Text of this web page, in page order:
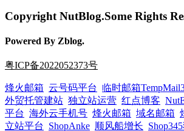
Copyright NutBlog.Some Rights
Powered By Zblog.
粤ICP备2022052373号
烽火邮箱 云号码平台 临时邮箱
外贸托管建站 独立站运营 红点博客
平台 海外云手机号 烽火邮箱 域名邮箱
立站平台
ShopAnke 顺风船增长